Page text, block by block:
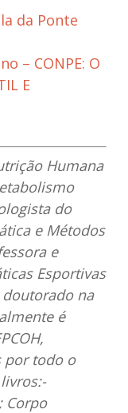
da Ponte
– CONPE: O
E
Humana
do
e Métodos
e
Esportivas
doutorado na
é
por todo o
Corpo